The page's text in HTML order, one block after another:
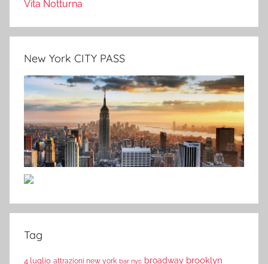
Vita Notturna
New York CITY PASS
Tag
4 luglio attrazioni new york bar nyc broadway brooklyn